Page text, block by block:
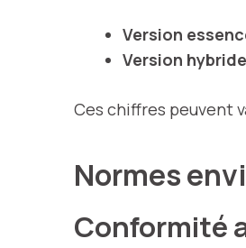
Version
Version hybride
Ces chiffres peuvent
Normes
Conformité